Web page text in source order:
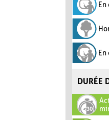
En
DURÉE